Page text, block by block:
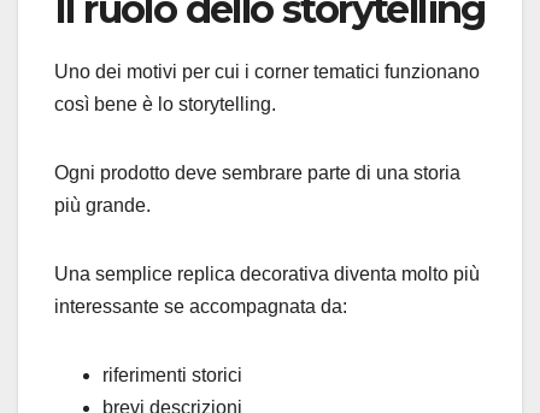
Uno dei motivi per cui i corner tematici funzionano
così bene è lo storytelling.
Ogni prodotto deve sembrare parte di una storia
più grande.
Una semplice replica decorativa diventa molto più
interessante se accompagnata da:
riferimenti storici
brevi descrizioni